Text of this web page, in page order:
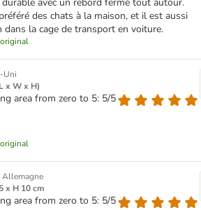
avec un rebord ferme tout autour.
des chats à la maison, et il est aussi
la cage de transport en voiture.
Uni
x W x H)
area from zero to 5: 5/5
Allemagne
x H 10 cm
area from zero to 5: 5/5